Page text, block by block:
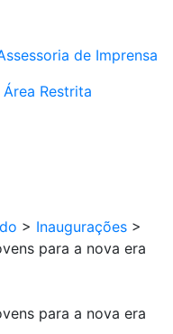
de Imprensa
Área Restrita
> Inaugurações >
para a nova era
para a nova era